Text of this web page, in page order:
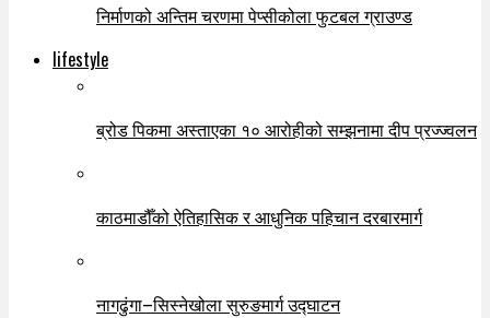
निर्माणको अन्तिम चरणमा पेप्सीकोला फुटबल ग्राउण्ड
lifestyle
ब्रोड पिकमा अस्ताएका १० आरोहीको सम्झनामा दीप प्रज्ज्वलन
काठमाडौँको ऐतिहासिक र आधुनिक पहिचान दरबारमार्ग
नागढुंगा–सिस्नेखोला सुरुङमार्ग उद्घाटन